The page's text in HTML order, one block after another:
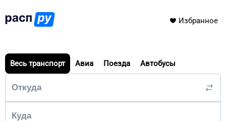
Избранное
Весь транспорт Авиа Поезда Автобусы